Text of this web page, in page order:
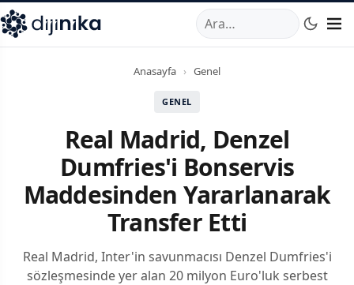
,Marmara Mahallesi,Beylikdüzü34520TRTelefon:0850
Anasayfa › Genel
GENEL
Real Madrid, Denzel
Dumfries'i Bonservis
Maddesinden Yararlanarak
Transfer Etti
Real Madrid, Inter'in savunmacısı Denzel Dumfries'i
sözleşmesinde yer alan 20 milyon Euro'luk serbest